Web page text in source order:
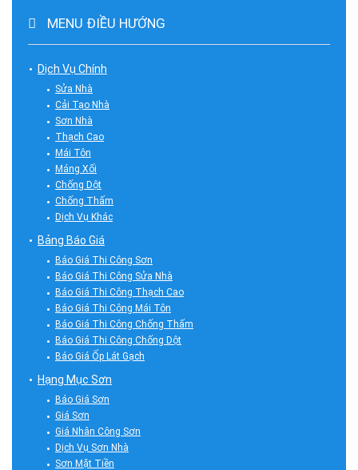
MENU ĐIỀU HƯỚNG
Dịch Vụ Chính
Sửa Nhà
Cải Tạo Nhà
Sơn Nhà
Thạch Cao
Mái Tôn
Máng Xối
Chống Dột
Chống Thấm
Dịch Vụ Khác
Bảng Báo Giá
Báo Giá Thi Công Sơn
Báo Giá Thi Công Sửa Nhà
Báo Giá Thi Công Thạch Cao
Báo Giá Thi Công Mái Tôn
Báo Giá Thi Công Chống Thấm
Báo Giá Thi Công Chống Dột
Báo Giá Ốp Lát Gạch
Hạng Mục Sơn
Báo Giá Sơn
Giá Sơn
Giá Nhân Công Sơn
Dịch Vụ Sơn Nhà
Sơn Mặt Tiền